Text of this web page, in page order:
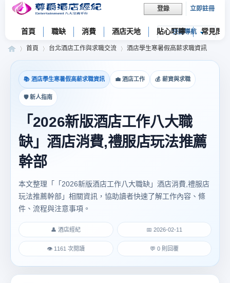
登錄 立即註冊
快捷導航
首頁 職缺 消費 酒店天地 貼心叮嚀 常見問題
首頁
›
台北酒店工作與求職交流 酒店學生寒暑假高薪求職資訊
📚 酒店學生寒暑假高薪求職資訊 💼 酒店工作 💰 薪資與求職
🛡 新人指南
「2026新版酒店工作八大職
缺」酒店消費,禮服店玩法推薦
幹部
本文整理「「2026新版酒店工作八大職缺」酒店消費,禮服店
玩法推薦幹部」相關資訊，協助讀者快速了解工作內容、條
件、流程與注意事項。
👤 酒店經紀 📅 2026-02-11
👁 1161 次閱讀 💬 0 則回覆